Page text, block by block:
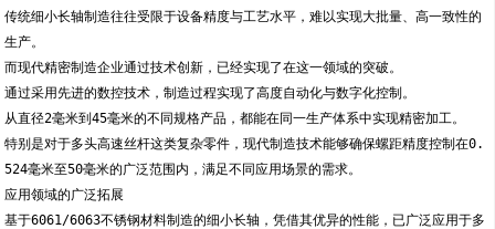
传统细小长轴制造往往受限于设备精度与工艺水平，难以实现大批量、高一致性的
生产。
而现代精密制造企业通过技术创新，已经实现了在这一领域的突破。
通过采用先进的数控技术，制造过程实现了高度自动化与数字化控制。
从直径2毫米到45毫米的不同规格产品，都能在同一生产体系中实现精密加工。
特别是对于多头高速丝杆这类复杂零件，现代制造技术能够确保螺距精度控制在0.
524毫米至50毫米的广泛范围内，满足不同应用场景的需求。
应用领域的广泛拓展
基于6061/6063不锈钢材料制造的细小长轴，凭借其优异的性能，已广泛应用于多